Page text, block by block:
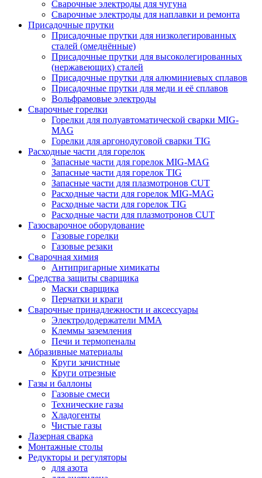
Сварочные электроды для чугуна
Сварочные электроды для наплавки и ремонта
Присадочные прутки
Присадочные прутки для низколегированных
сталей (омеднённые)
Присадочные прутки для высоколегированных
(нержавеющих) сталей
Присадочные прутки для алюминиевых сплавов
Присадочные прутки для меди и её сплавов
Вольфрамовые электроды
Сварочные горелки
Горелки для полуавтоматической сварки MIG-
MAG
Горелки для аргонодуговой сварки TIG
Расходные части для горелок
Запасные части для горелок MIG-MAG
Запасные части для горелок TIG
Запасные части для плазмотронов CUT
Расходные части для горелок MIG-MAG
Расходные части для горелок TIG
Расходные части для плазмотронов CUT
Газосварочное оборудование
Газовые горелки
Газовые резаки
Сварочная химия
Антипригарные химикаты
Средства защиты сварщика
Маски сварщика
Перчатки и краги
Сварочные принадлежности и аксессуары
Электрододержатели MMA
Клеммы заземления
Печи и термопеналы
Абразивные материалы
Круги зачистные
Круги отрезные
Газы и баллоны
Газовые смеси
Технические газы
Хладогенты
Чистые газы
Лазерная сварка
Монтажные столы
Редукторы и регуляторы
для азота